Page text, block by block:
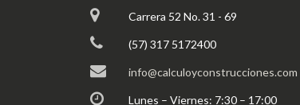
Carrera 52 No. 31 - 69
(57) 317 5172400
info@calculoyconstrucciones.com
Lunes – Viernes: 7:30 – 17:00